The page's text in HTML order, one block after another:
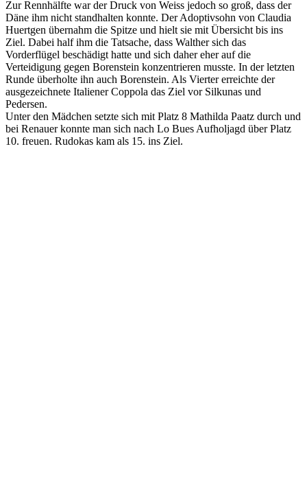
Zur Rennhälfte war der Druck von Weiss jedoch so groß, dass der
Däne ihm nicht standhalten konnte. Der Adoptivsohn von Claudia
Huertgen übernahm die Spitze und hielt sie mit Übersicht bis ins
Ziel. Dabei half ihm die Tatsache, dass Walther sich das
Vorderflügel beschädigt hatte und sich daher eher auf die
Verteidigung gegen Borenstein konzentrieren musste. In der letzten
Runde überholte ihn auch Borenstein. Als Vierter erreichte der
ausgezeichnete Italiener Coppola das Ziel vor Silkunas und
Pedersen.
Unter den Mädchen setzte sich mit Platz 8 Mathilda Paatz durch und
bei Renauer konnte man sich nach Lo Bues Aufholjagd über Platz
10. freuen. Rudokas kam als 15. ins Ziel.